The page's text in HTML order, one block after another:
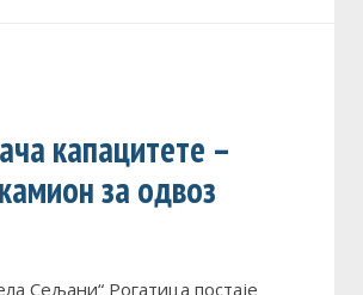
капацитете –
за одвоз
Сељани“ Рогатица постаје